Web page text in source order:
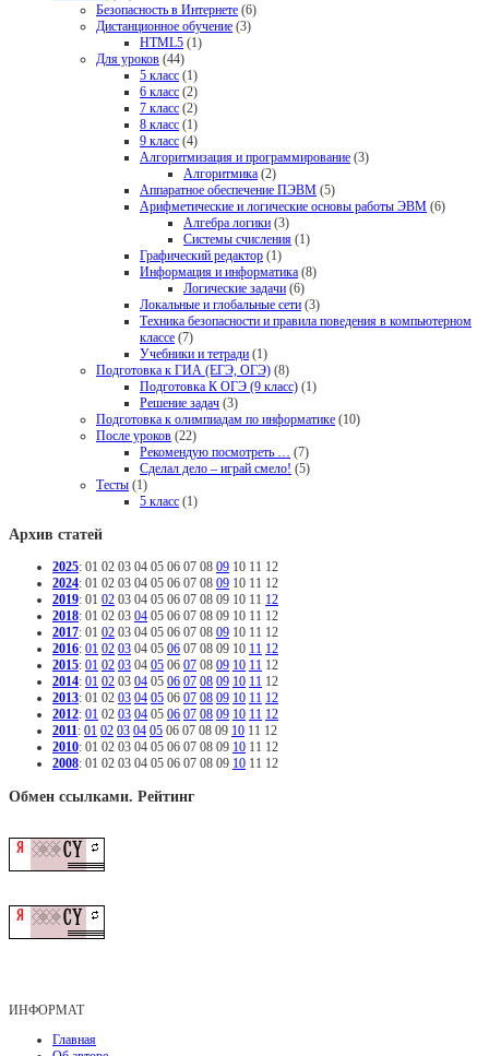
Безопасность в Интернете (6)
Дистанционное обучение (3)
HTML5 (1)
Для уроков (44)
5 класс (1)
6 класс (2)
7 класс (2)
8 класс (1)
9 класс (4)
Алгоритмизация и программирование (3)
Алгоритмика (2)
Аппаратное обеспечение ПЭВМ (5)
Арифметические и логические основы работы ЭВМ (6)
Алгебра логики (3)
Системы счисления (1)
Графический редактор (1)
Информация и информатика (8)
Логические задачи (6)
Локальные и глобальные сети (3)
Техника безопасности и правила поведения в компьютерном
классе (7)
Учебники и тетради (1)
Подготовка к ГИА (ЕГЭ, ОГЭ) (8)
Подготовка К ОГЭ (9 класс) (1)
Решение задач (3)
Подготовка к олимпиадам по информатике (10)
После уроков (22)
Рекомендую посмотреть …
(7)
Сделал дело – играй смело! (5)
Тесты (1)
5 класс (1)
Архив статей
2025: 01 02 03 04 05 06 07 08 09 10 11 12
2024: 01 02 03 04 05 06 07 08 09 10 11 12
2019: 01 02 03 04 05 06 07 08 09 10 11 12
2018: 01 02 03 04 05 06 07 08 09 10 11 12
2017: 01 02 03 04 05 06 07 08 09 10 11 12
2016: 01 02 03 04 05 06 07 08 09 10 11 12
2015: 01 02 03 04 05 06 07 08 09 10 11 12
2014: 01 02 03 04 05 06 07 08 09 10 11 12
2013: 01 02 03 04 05 06 07 08 09 10 11 12
2012: 01 02 03 04 05 06 07 08 09 10 11 12
2011 : 01 02 03 04 05 06 07 08 09 10 11 12
2010: 01 02 03 04 05 06 07 08 09 10 11 12
2008: 01 02 03 04 05 06 07 08 09 10 11 12
Обмен ссылками. Рейтинг
ИНФОРМАТ
Главная